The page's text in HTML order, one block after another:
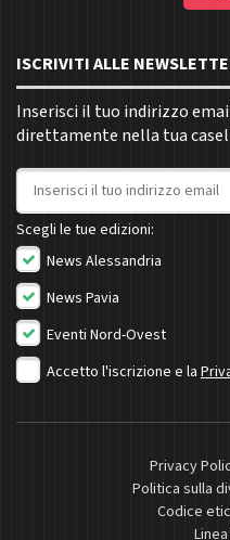
ISCRIVITI ALLE
Inserisci il tuo indirizzo
direttamente nella tua
Indirizzo email
Scegli le tue edizioni:
News Alessandria
News Pavia
Eventi Nord-Ovest
Accetto l'iscrizione e la
Privacy
Politica sulla
Codice